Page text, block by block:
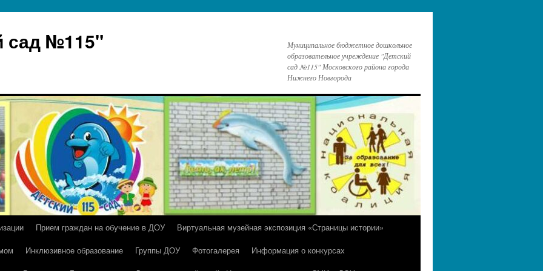
сад №115"
Муниципальное бюджетное дошкольное
образовательное учреждение "Детский
сад №115" Московского района города
Нижнего Новгорода
Прием граждан на обучение в ДОУ
Виртуальная музейная экспозиция «Страницы истории»
Инклюзивное образование Группы ДОУ Фотогалерея
Информация о конкурсах